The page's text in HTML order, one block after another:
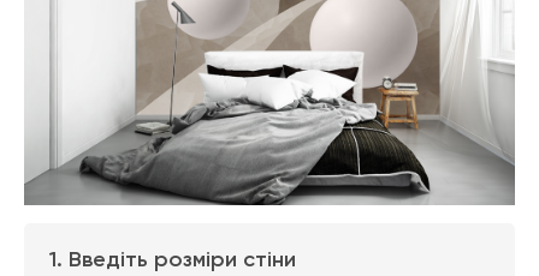
1. Введіть розміри стіни